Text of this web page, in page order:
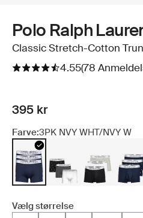
Polo Ralph
Classic Stretch-Cotton
4.55(78
395 kr
Farve:3PK NVY WHT/NVY W
Vælg størrelse